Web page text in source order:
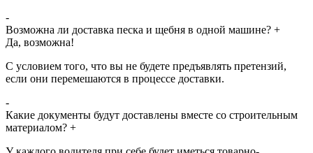
-
Возможна ли доставка песка и щебня в одной машине? +
Да, возможна!
С условием того, что вы не будете предъявлять претензий,
если они перемешаются в процессе доставки.
-
Какие документы будут доставлены вместе со строительным
материалом? +